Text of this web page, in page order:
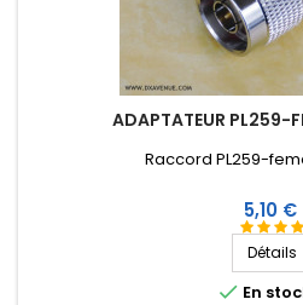
ADAPTATEUR PL259-
Raccord PL259-
Prix
5,10 €
Détails
 En